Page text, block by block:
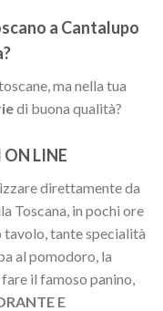
a Cantalupo
?
ma nella tua
di buona qualità?
LINE
direttamente da
Toscana, in pochi ore
tante specialità
al pomodoro, la
il famoso panino,
E